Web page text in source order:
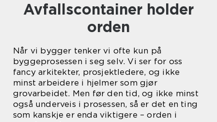
Avfallscontainer holder
orden
Når vi bygger tenker vi ofte kun på
byggeprosessen i seg selv. Vi ser for oss
fancy arkitekter, prosjektledere, og ikke
minst arbeidere i hjelmer som gjør
grovarbeidet. Men før den tid, og ikke minst
også underveis i prosessen, så er det en ting
som kanskje er enda viktigere – orden i